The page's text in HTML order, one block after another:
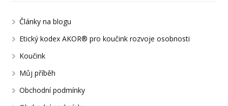
Články na blogu
Etický kodex AKOR® pro koučink rozvoje osobnosti
Koučink
Můj příběh
Obchodní podmínky